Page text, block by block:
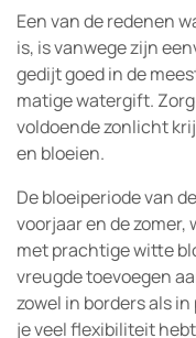
Een van de redenen
is, is vanwege zijn
gedijt goed in de
matige watergift.
voldoende zonlicht
en bloeien.
De bloeiperiode van
voorjaar en de
met prachtige witte
vreugde toevoegen
zowel in borders als
je veel flexibiliteit